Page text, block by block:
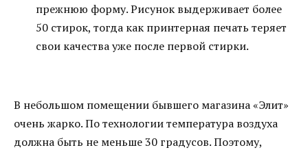
прежнюю форму. Рисунок выдерживает более
50 стирок, тогда как принтерная печать теряет
свои качества уже после первой стирки.
В небольшом помещении бывшего магазина «Элит»
очень жарко. По технологии температура воздуха
должна быть не меньше 30 градусов. Поэтому,